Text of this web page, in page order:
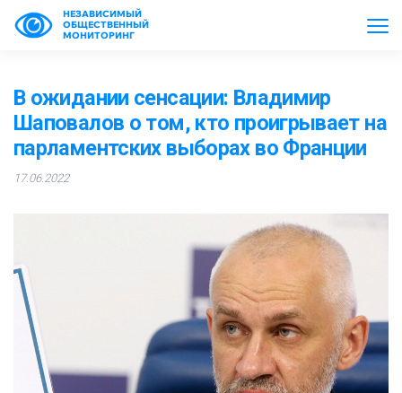
НЕЗАВИСИМЫЙ
ОБЩЕСТВЕННЫЙ
МОНИТОРИНГ
В ожидании сенсации: Владимир
Шаповалов о том, кто проигрывает на
парламентских выборах во Франции
17.06.2022